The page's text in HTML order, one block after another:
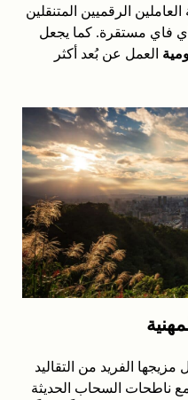
الرقميين المتنقلين
فاي مستقرة. كما يجعل
العمل عن بُعد أكثر
الفريد من التقاليد
ناطحات السحاب الحديثة